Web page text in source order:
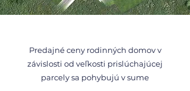
Predajné ceny rodinných domov v
závislosti od veľkosti prislúchajúcej
parcely sa pohybujú v sume